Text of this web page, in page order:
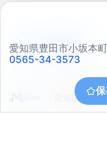
愛知県豊田市小坂本
0565-34-3573
愛知県豊田
アプリで見る